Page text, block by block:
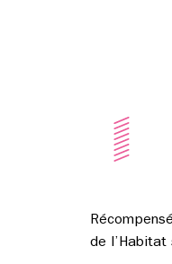
de l’Habitat